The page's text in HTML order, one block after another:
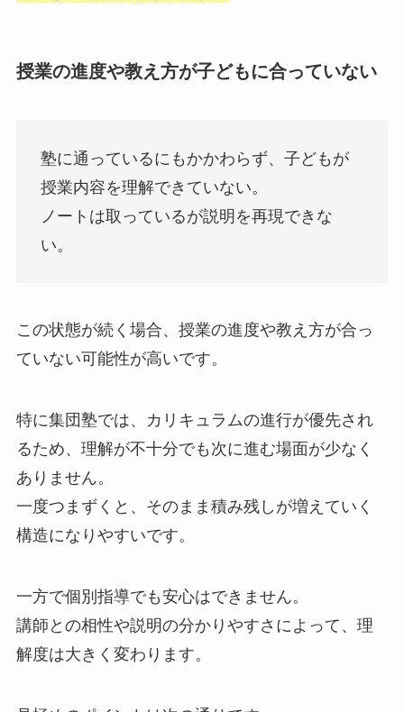
授業の進度や教え方が子どもに合っていない
塾に通っているにもかかわらず、子どもが
授業内容を理解できていない。
ノートは取っているが説明を再現できな
い。
この状態が続く場合、授業の進度や教え方が合っ
ていない可能性が高いです。
特に集団塾では、カリキュラムの進行が優先され
るため、理解が不十分でも次に進む場面が少なく
ありません。
一度つまずくと、そのまま積み残しが増えていく
構造になりやすいです。
一方で個別指導でも安心はできません。
講師との相性や説明の分かりやすさによって、理
解度は大きく変わります。